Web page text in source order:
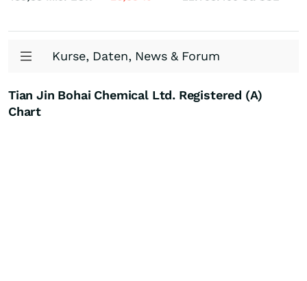
Kurse, Daten, News & Forum
Tian Jin Bohai Chemical Ltd. Registered (A)
Chart